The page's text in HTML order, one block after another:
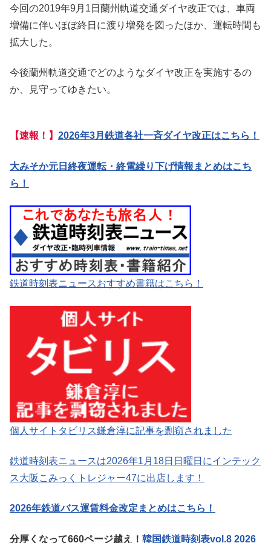
今回の2019年9月1日蘭州軌道交通ダイヤ改正では、車両
増備に伴いほぼ終日に渡り増発を図ったほか、運転時間も
拡大した。
今後蘭州軌道交通でどのようなダイヤ改正を実施するの
か、見守ってゆきたい。
【速報！】 2026年3月鉄道各社一斉ダイヤ改正はこちら！
大みそか元日終夜運転・終電繰り下げ情報まとめはこち
ら！
鉄道時刻表ニュースおすすめ書籍はこちら！
個人サイトタビリス鎌倉淳に記事を剽窃されました
鉄道時刻表ニュースは2026年1月18日日曜日にインテック
ス大阪こみっくトレジャー47に出店します！
2026年鉄道バス運賃料金改定まとめはこちら！
分厚くなって660ページ越え！ 韓国鉄道時刻表vol.8 2026